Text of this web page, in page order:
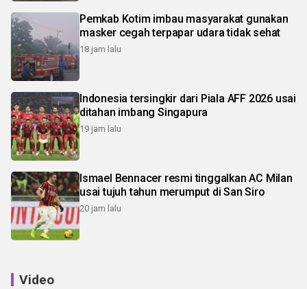
Pemkab Kotim imbau masyarakat gunakan
masker cegah terpapar udara tidak sehat
18 jam lalu
Indonesia tersingkir dari Piala AFF 2026 usai
ditahan imbang Singapura
19 jam lalu
Ismael Bennacer resmi tinggalkan AC Milan
usai tujuh tahun merumput di San Siro
20 jam lalu
Video